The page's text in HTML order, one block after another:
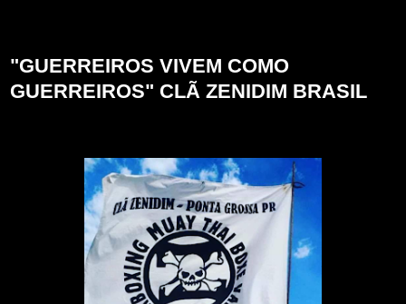
"GUERREIROS VIVEM COMO
GUERREIROS" CLÃ ZENIDIM BRASIL